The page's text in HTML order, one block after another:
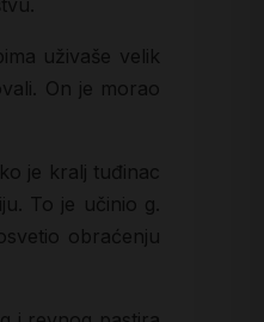
uživaše velik
On je morao
je kralj tuđinac
To je učinio g.
obraćenju